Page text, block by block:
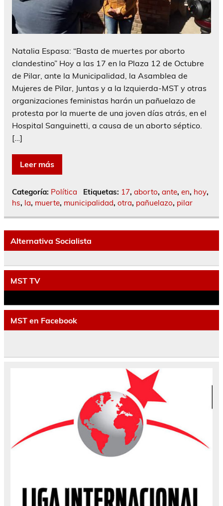
Natalia Espasa: “Basta de muertes por aborto
clandestino” Hoy a las 17 en la Plaza 12 de Octubre
de Pilar, ante la Municipalidad, la Asamblea de
Mujeres de Pilar, Juntas y a la Izquierda-MST y otras
organizaciones feministas harán un pañuelazo de
protesta por la muerte de una joven días atrás, en el
Hospital Sanguinetti, a causa de un aborto séptico.
[…]
Leer más
Categoría: Política Etiquetas: 17, aborto, ante, en, hoy,
hs, la, muerte, municipalidad, otra, pañuelazo, pilar
Alternativa Socialista
MST TV
MST en Facebook